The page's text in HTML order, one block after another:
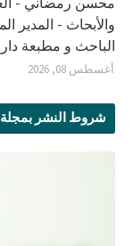
والأبحاث -
الباحث و مطبعة دار القلم
أغسطس 08, 2026
شروط النشر بمجلة